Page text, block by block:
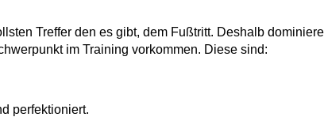
Treffer den es gibt, dem Fußtritt. Deshalb
im Training vorkommen. Diese sind:
perfektioniert.